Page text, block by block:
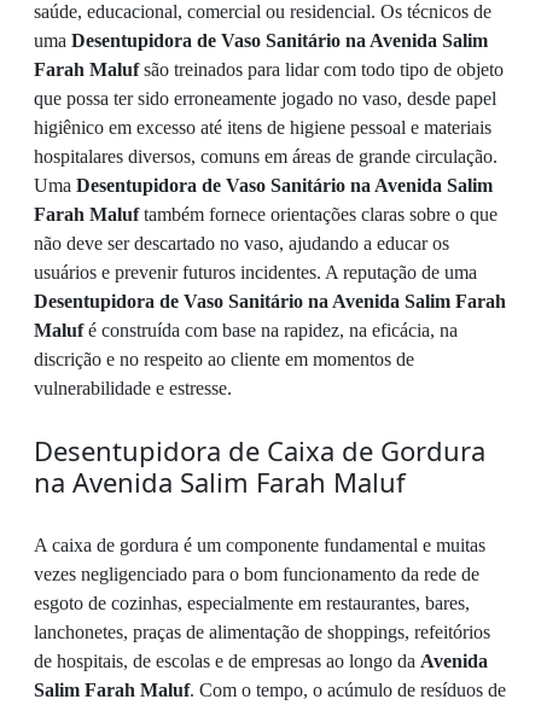
saúde, educacional, comercial ou residencial. Os técnicos de
uma Desentupidora de Vaso Sanitário na Avenida Salim
Farah Malufsão treinados para lidar com todo tipo de objeto
que possa ter sido erroneamente jogado no vaso, desde papel
higiênico em excesso até itens de higiene pessoal e materiais
hospitalares diversos, comuns em áreas de grande circulação.
Uma Desentupidora de Vaso Sanitário na Avenida Salim
Farah Maluftambém fornece orientações claras sobre o que
não deve ser descartado no vaso, ajudando a educar os
usuários e prevenir futuros incidentes. A reputação de uma
Desentupidora de Vaso Sanitário na Avenida Salim Farah
Malufé construída com base na rapidez, na eficácia, na
discrição e no respeito ao cliente em momentos de
vulnerabilidade e estresse.
Desentupidora de Caixa de Gordura
na Avenida Salim Farah Maluf
A caixa de gordura é um componente fundamental e muitas
vezes negligenciado para o bom funcionamento da rede de
esgoto de cozinhas, especialmente em restaurantes, bares,
lanchonetes, praças de alimentação de shoppings, refeitórios
de hospitais, de escolas e de empresas ao longo da Avenida
Salim Farah Maluf. Com o tempo, o acúmulo de resíduos de